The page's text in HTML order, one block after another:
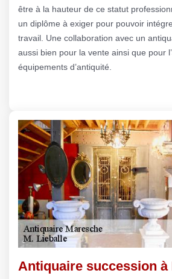
être à la hauteur de ce statut
un diplôme à exiger pour pouvoir
travail. Une collaboration avec un
aussi bien pour la vente ainsi que pour
équipements d’antiquité.
Antiquaire succession à